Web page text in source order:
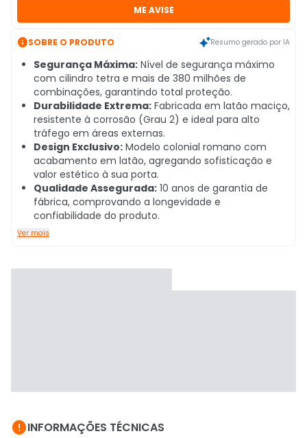
ME AVISE
SOBRE O PRODUTO Resumo gerado por IA
Segurança Máxima: Nível de segurança máximo
com cilindro tetra e mais de 380 milhões de
combinações, garantindo total proteção.
Durabilidade Extrema: Fabricada em latão maciço,
resistente à corrosão (Grau 2) e ideal para alto
tráfego em áreas externas.
Design Exclusivo: Modelo colonial romano com
acabamento em latão, agregando sofisticação e
valor estético à sua porta.
Qualidade Assegurada: 10 anos de garantia de
fábrica, comprovando a longevidade e
confiabilidade do produto.
Ver mais
INFORMAÇÕES TÉCNICAS